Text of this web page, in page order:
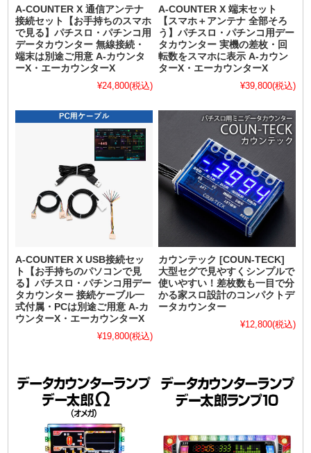
A-COUNTER X 通信アンテナ
接続セット【お手持ちのスマホ
で見る】パチスロ・パチンコ用
データカウンター 無線接続・
端末は別途ご用意 A-カウンタ
ーX・エーカウンターX
¥24,800(税込)
A-COUNTER X 端末セット
【スマホ＋アンテナ 全部そろ
う】パチスロ・パチンコ用デー
タカウンター 実機の差枚・回
転数をスマホに表示 A-カウン
ターX・エーカウンターX
¥39,800(税込)
A-COUNTER X USB接続セッ
ト【お手持ちのパソコンで見
る】パチスロ・パチンコ用デー
タカウンター 接続ケーブル一
式付属・PCは別途ご用意 A-カ
ウンターX・エーカウンターX
¥19,800(税込)
カウンテック [COUN-TECK]
大型セグで見やすくシンプルで
使いやすい！差枚数も一目で分
かる家スロ設計のコンパクトデ
ータカウンター
¥12,800(税込)